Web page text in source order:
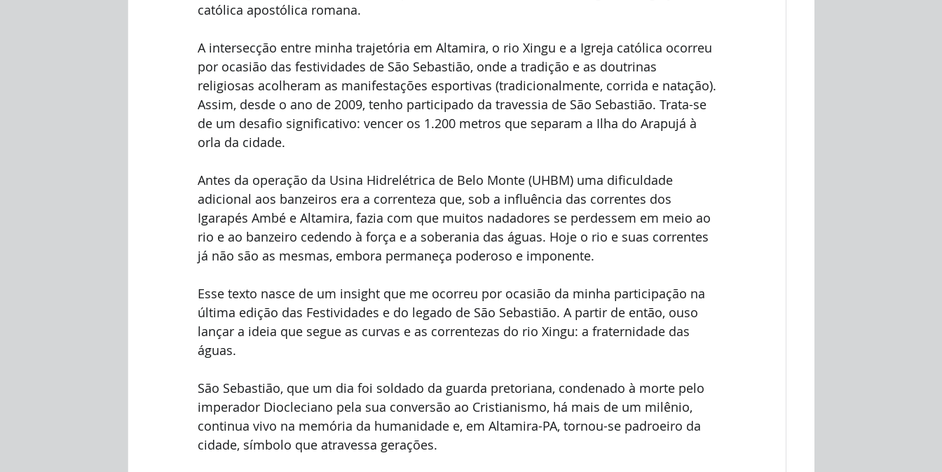
católica apostólica romana.
A intersecção entre minha trajetória em Altamira, o rio Xingu e a Igreja católica ocorreu
por ocasião das festividades de São Sebastião, onde a tradição e as doutrinas
religiosas acolheram as manifestações esportivas (tradicionalmente, corrida e natação).
Assim, desde o ano de 2009, tenho participado da travessia de São Sebastião. Trata-se
de um desafio significativo: vencer os 1.200 metros que separam a Ilha do Arapujá à
orla da cidade.
Antes da operação da Usina Hidrelétrica de Belo Monte (UHBM) uma dificuldade
adicional aos banzeiros era a correnteza que, sob a influência das correntes dos
Igarapés Ambé e Altamira, fazia com que muitos nadadores se perdessem em meio ao
rio e ao banzeiro cedendo à força e a soberania das águas. Hoje o rio e suas correntes
já não são as mesmas, embora permaneça poderoso e imponente.
Esse texto nasce de um insight que me ocorreu por ocasião da minha participação na
última edição das Festividades e do legado de São Sebastião. A partir de então, ouso
lançar a ideia que segue as curvas e as correntezas do rio Xingu: a fraternidade das
águas.
São Sebastião, que um dia foi soldado da guarda pretoriana, condenado à morte pelo
imperador Diocleciano pela sua conversão ao Cristianismo, há mais de um milênio,
continua vivo na memória da humanidade e, em Altamira-PA, tornou-se padroeiro da
cidade, símbolo que atravessa gerações.